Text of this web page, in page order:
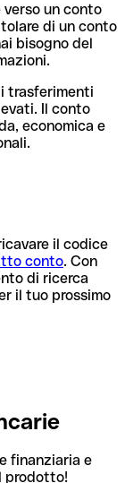
un conto
di un conto
bisogno del
trasferimenti
Il conto
economica e
il codice
conto. Con
di ricerca
il tuo prossimo
finanziaria e
prodotto!